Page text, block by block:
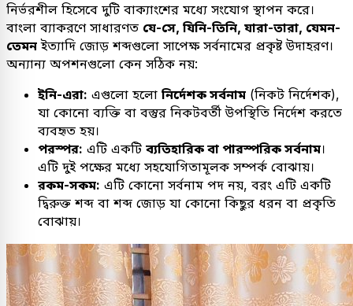
নির্ভরশীল হিসেবে দুটি বাক্যাংশের মধ্যে সংযোগ স্থাপন করে।
বাংলা ব্যাকরণে সাধারণত যে-সে, যিনি-তিনি, যারা-তারা, যেমন-
তেমন ইত্যাদি জোড় শব্দগুলো সাপেক্ষ সর্বনামের প্রকৃষ্ট উদাহরণ।
অন্যান্য অপশনগুলো কেন সঠিক নয়:
ইনি-এরা: এগুলো হলো নির্দেশক সর্বনাম (নিকট নির্দেশক),
যা কোনো ব্যক্তি বা বস্তুর নিকটবর্তী উপস্থিতি নির্দেশ করতে
ব্যবহৃত হয়।
পরস্পর: এটি একটি ব্যতিহারিক বা পারস্পরিক সর্বনাম।
এটি দুই পক্ষের মধ্যে সহযোগিতামূলক সম্পর্ক বোঝায়।
রকম-সকম: এটি কোনো সর্বনাম পদ নয়, বরং এটি একটি
দ্বিরুক্ত শব্দ বা শব্দ জোড় যা কোনো কিছুর ধরন বা প্রকৃতি
বোঝায়।